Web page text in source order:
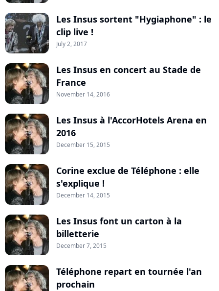
Les Insus sortent "Hygiaphone" : le
clip live !
July 2, 2017
Les Insus en concert au Stade de
France
November 14, 2016
Les Insus à l'AccorHotels Arena en
2016
December 15, 2015
Corine exclue de Téléphone : elle
s'explique !
December 14, 2015
Les Insus font un carton à la
billetterie
December 7, 2015
Téléphone repart en tournée l'an
prochain